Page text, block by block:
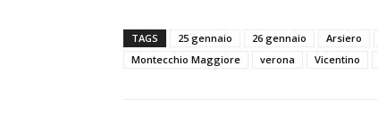
TAGS 25 gennaio 26 gennaio Arsiero
Montecchio Maggiore
verona Vicentino